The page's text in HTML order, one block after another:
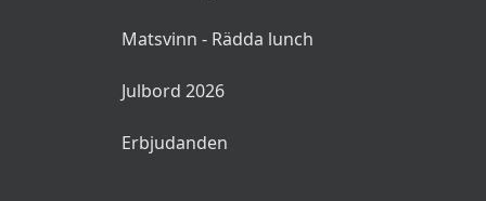
Matsvinn - Rädda lunch
Julbord 2026
Erbjudanden